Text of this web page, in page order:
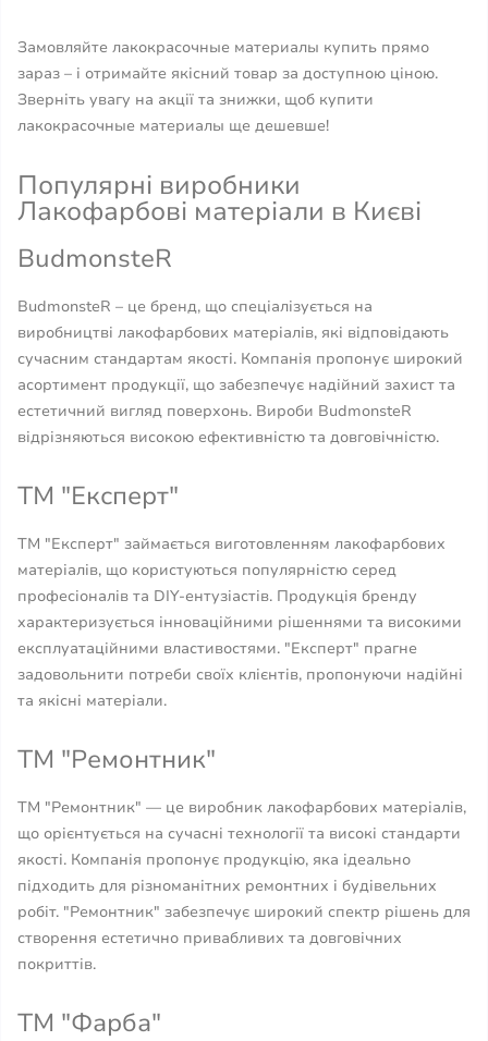
Замовляйте лакокрасочные материалы купить прямо
зараз – і отримайте якісний товар за доступною ціною.
Зверніть увагу на акції та знижки, щоб купити
лакокрасочные материалы ще дешевше!
Популярні виробники
Лакофарбові матеріали в Києві
BudmonsteR
BudmonsteR – це бренд, що спеціалізується на
виробництві лакофарбових матеріалів, які відповідають
сучасним стандартам якості. Компанія пропонує широкий
асортимент продукції, що забезпечує надійний захист та
естетичний вигляд поверхонь. Вироби BudmonsteR
відрізняються високою ефективністю та довговічністю.
ТМ "Експерт"
ТМ "Експерт" займається виготовленням лакофарбових
матеріалів, що користуються популярністю серед
професіоналів та DIY-ентузіастів. Продукція бренду
характеризується інноваційними рішеннями та високими
експлуатаційними властивостями. "Експерт" прагне
задовольнити потреби своїх клієнтів, пропонуючи надійні
та якісні матеріали.
ТМ "Ремонтник"
ТМ "Ремонтник" — це виробник лакофарбових матеріалів,
що орієнтується на сучасні технології та високі стандарти
якості. Компанія пропонує продукцію, яка ідеально
підходить для різноманітних ремонтних і будівельних
робіт. "Ремонтник" забезпечує широкий спектр рішень для
створення естетично привабливих та довговічних
покриттів.
ТМ "Фарба"